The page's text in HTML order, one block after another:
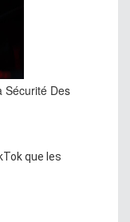
Sécurité Des
que les